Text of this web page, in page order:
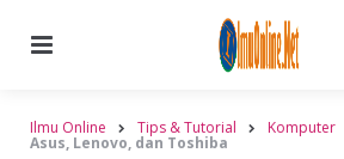
Ilmu Online Tips & Tutorial Komputer
Asus, Lenovo, dan Toshiba